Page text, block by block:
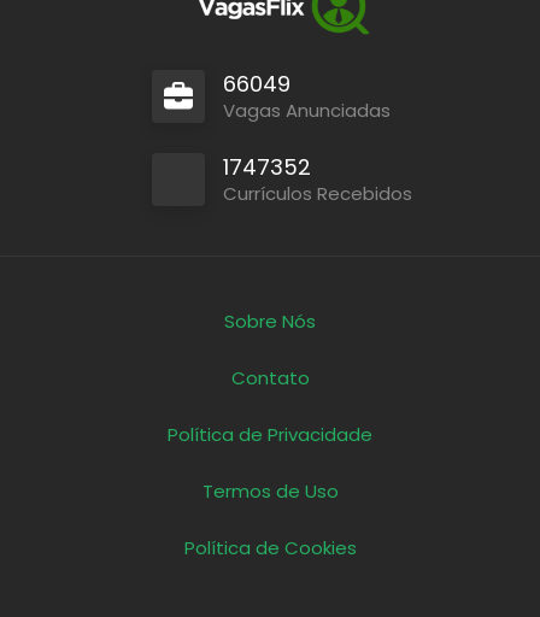
66049
Vagas Anunciadas
1747352
Currículos Recebidos
Sobre Nós
Contato
Política de Privacidade
Termos de Uso
Política de Cookies